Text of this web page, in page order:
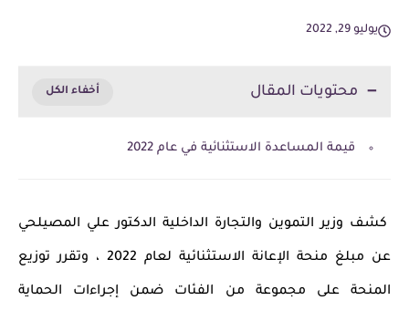
يوليو 29, 2022
محتويات المقال
قيمة المساعدة الاستثنائية في عام 2022
كشف وزير التموين والتجارة الداخلية الدكتور علي المصيلحي
عن مبلغ منحة الإعانة الاستثنائية لعام 2022 ، وتقرر توزيع
المنحة على مجموعة من الفئات ضمن إجراءات الحماية